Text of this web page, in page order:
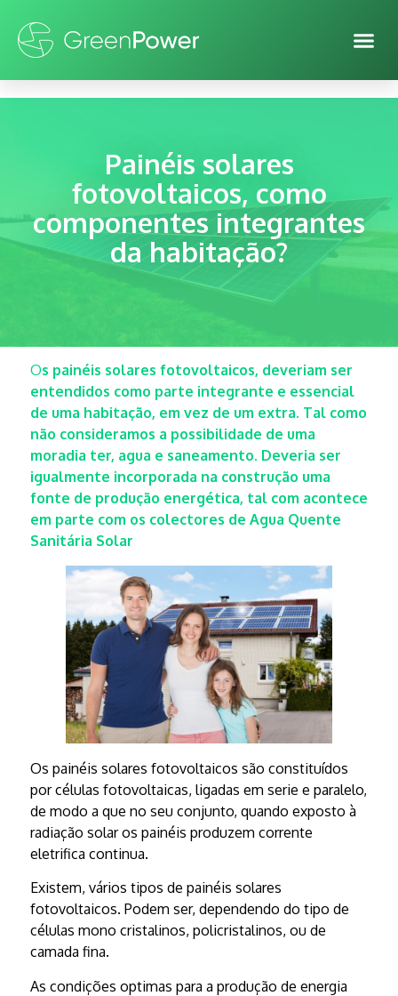
Painéis solares
fotovoltaicos, como
componentes integrantes
da habitação?
Os painéis solares fotovoltaicos, deveriam ser
entendidos como parte integrante e essencial
de uma habitação, em vez de um extra. Tal como
não consideramos a possibilidade de uma
moradia ter, agua e saneamento. Deveria ser
igualmente incorporada na construção uma
fonte de produção energética, tal com acontece
em parte com os colectores de Agua Quente
Sanitária Solar
Os painéis solares fotovoltaicos são constituídos
por células fotovoltaicas, ligadas em serie e paralelo,
de modo a que no seu conjunto, quando exposto à
radiação solar os painéis produzem corrente
eletrifica continua.
Existem, vários tipos de painéis solares
fotovoltaicos. Podem ser, dependendo do tipo de
células mono cristalinos, policristalinos, ou de
camada fina.
As condições optimas para a produção de energia